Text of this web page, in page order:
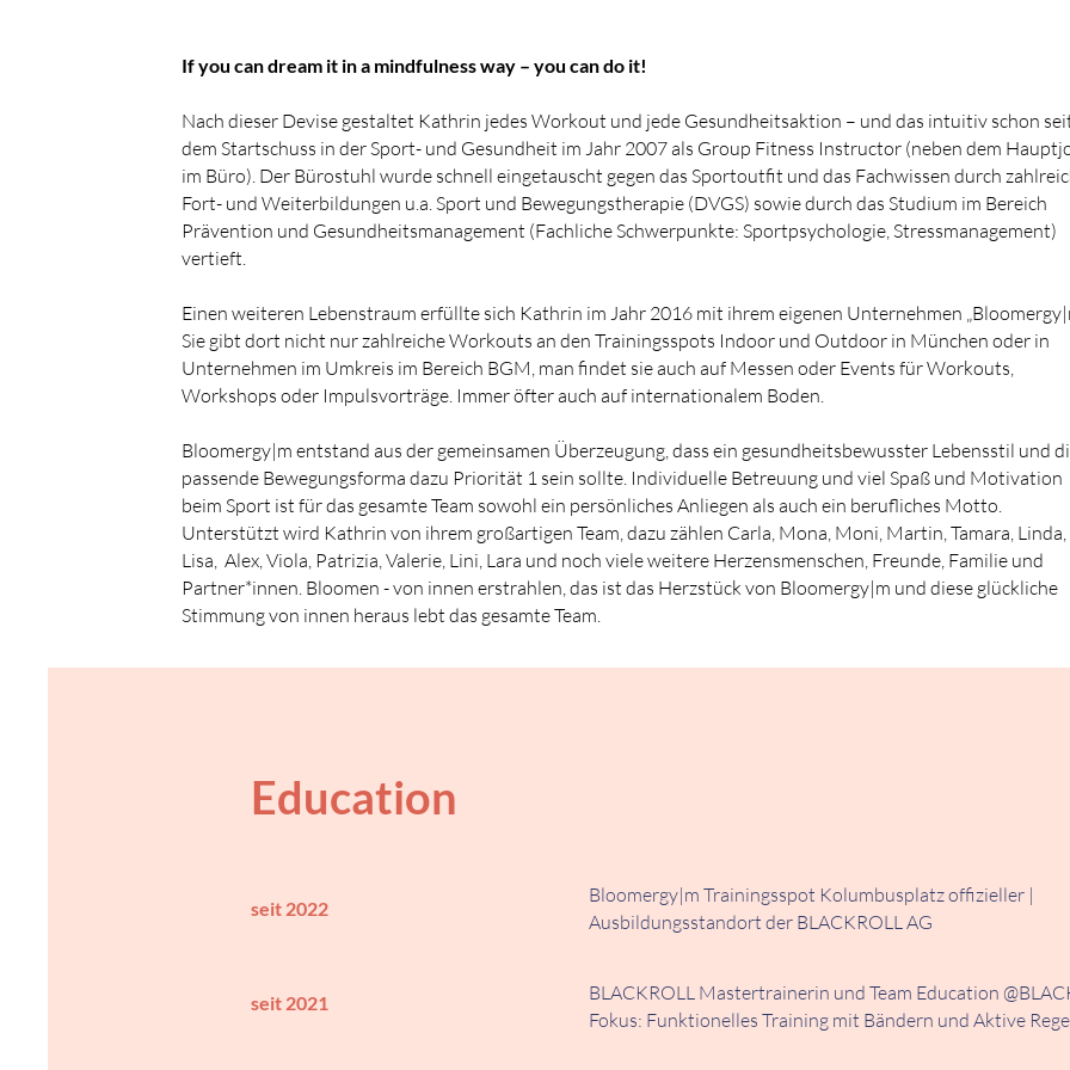
If you can dream it in a mindfulness way – you can do it!
Nach dieser Devise gestaltet Kathrin jedes Workout und jede Gesundheitsaktion – und das intuitiv schon
dem Startschuss in der Sport- und Gesundheit im Jahr 2007 als Group Fitness Instructor (neben dem
im Büro). Der Bürostuhl wurde schnell eingetauscht gegen das Sportoutfit und das Fachwissen durch
Fort- und Weiterbildungen u.a. Sport und Bewegungstherapie (DVGS) sowie durch das Studium im Bereich
Prävention und Gesundheitsmanagement (Fachliche Schwerpunkte: Sportpsychologie, Stressmanagement)
vertieft.
Einen weiteren Lebenstraum erfüllte sich Kathrin im Jahr 2016 mit ihrem eigenen Unternehmen
Sie gibt dort nicht nur zahlreiche Workouts an den Trainingsspots Indoor und Outdoor in München oder in
Unternehmen im Umkreis im Bereich BGM, man findet sie auch auf Messen oder Events für Workouts,
Workshops oder Impulsvorträge. Immer öfter auch auf internationalem Boden.
Bloomergy|m entstand aus der gemeinsamen Überzeugung, dass ein gesundheitsbewusster Lebensstil und
passende Bewegungsforma dazu Priorität 1 sein sollte. Individuelle Betreuung und viel Spaß und Motivation
beim Sport ist für das gesamte Team sowohl ein persönliches Anliegen als auch ein berufliches Motto.
Unterstützt wird Kathrin von ihrem großartigen Team, dazu zählen Carla, Mona, Moni, Martin, Tamara, Linda,
Lisa, Alex, Viola, Patrizia, Valerie, Lini, Lara und noch viele weitere Herzensmenschen, Freunde, Familie und
Partner*innen. Bloomen - von innen erstrahlen, das ist das Herzstück von Bloomergy|m und diese glückliche
Stimmung von innen heraus lebt das gesamte Team.
Education
seit 2022
seit 2021
Bloomergy|m Trainingsspot Kolumbusplatz offizieller |
Ausbildungsstandort der BLACKROLL AG
BLACKROLL Mastertrainerin und Team Education
Fokus: Funktionelles Training mit Bändern und Aktive